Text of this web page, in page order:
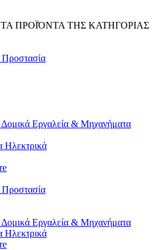
ΠΡΟΪΌΝΤΑ ΤΗΣ ΚΑΤΗΓΟΡΙΑΣ
Προστασία
Δομικά Εργαλεία & Μηχανήματα
Ηλεκτρικά
Προστασία
Δομικά Εργαλεία & Μηχανήματα
Ηλεκτρικά